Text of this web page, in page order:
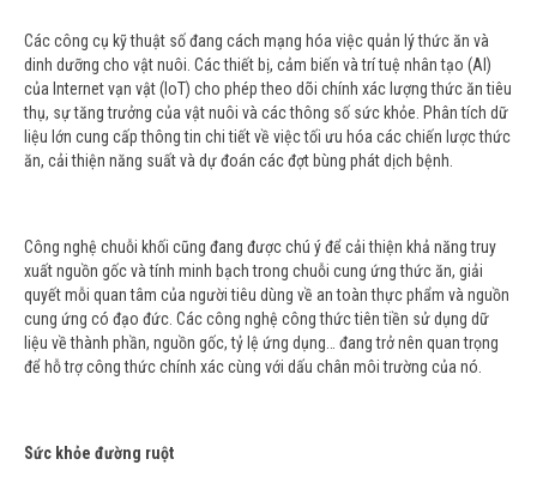
Các công cụ kỹ thuật số đang cách mạng hóa việc quản lý thức ăn và
dinh dưỡng cho vật nuôi. Các thiết bị, cảm biến và trí tuệ nhân tạo (Al)
của Internet vạn vật (IoT) cho phép theo dõi chính xác lượng thức ăn tiêu
thụ, sự tăng trưởng của vật nuôi và các thông số sức khỏe. Phân tích dữ
liệu lớn cung cấp thông tin chi tiết về việc tối ưu hóa các chiến lược thức
ăn, cải thiện năng suất và dự đoán các đợt bùng phát dịch bệnh.
Công nghệ chuỗi khối cũng đang được chú ý để cải thiện khả năng truy
xuất nguồn gốc và tính minh bạch trong chuỗi cung ứng thức ăn, giải
quyết mỗi quan tâm của người tiêu dùng về an toàn thực phẩm và nguồn
cung ứng có đạo đức. Các công nghệ công thức tiên tiền sử dụng dữ
liệu về thành phần, nguồn gốc, tỷ lệ ứng dụng… đang trở nên quan trọng
để hỗ trợ công thức chính xác cùng với dấu chân môi trường của nó.
Sức khỏe đường ruột